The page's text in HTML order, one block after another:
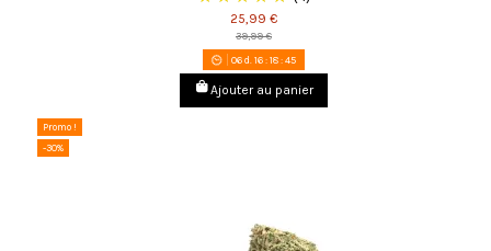
25,99 €
39,99 €
06d. 16:18:44
Ajouter au panier
Promo !
-30%